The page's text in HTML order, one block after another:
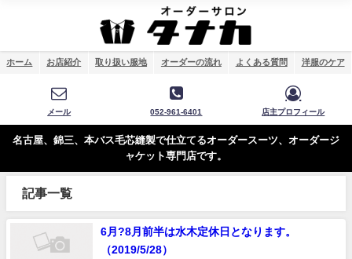
ホーム お店紹介 取り扱い服地 オーダーの流れ よくある質問 洋服のケア
メール 052-961-6401 店主プロフィール
名古屋、錦三、本バス毛芯縫製で仕立てるオーダースーツ、オーダージ
ャケット専門店です。
記事一覧
6月?8月前半は水木定休日となります。
（2019/5/28）